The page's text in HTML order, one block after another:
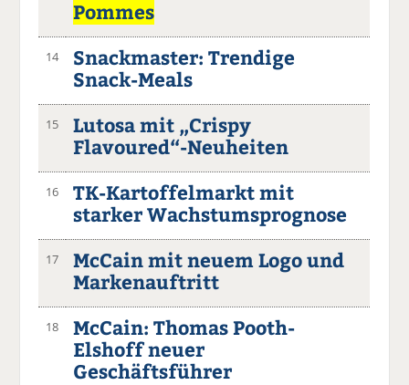
Pommes
14
Snackmaster: Trendige
Snack-Meals
15
Lutosa mit „Crispy
Flavoured“-Neuheiten
16
TK-Kartoffelmarkt mit
starker Wachstumsprognose
17
McCain mit neuem Logo und
Markenauftritt
18
McCain: Thomas Pooth-
Elshoff neuer
Geschäftsführer